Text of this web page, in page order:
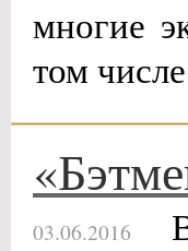
многие
том
03.06.2016
В